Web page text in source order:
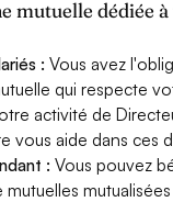
mutuelle dédiée
: Vous avez
qui respecte
activité de
vous aide dans ces
: Vous pouvez